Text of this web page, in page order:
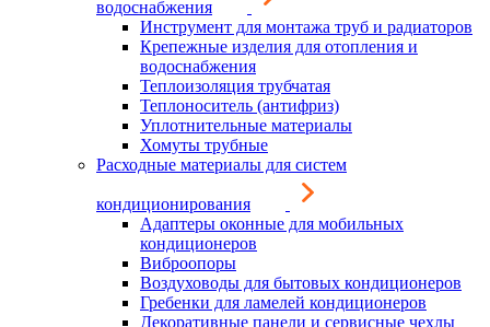
водоснабжения
Инструмент для монтажа труб и радиаторов
Крепежные изделия для отопления и
водоснабжения
Теплоизоляция трубчатая
Теплоноситель (антифриз)
Уплотнительные материалы
Хомуты трубные
Расходные материалы для систем
кондиционирования
Адаптеры оконные для мобильных
кондиционеров
Виброопоры
Воздуховоды для бытовых кондиционеров
Гребенки для ламелей кондиционеров
Декоративные панели и сервисные чехлы